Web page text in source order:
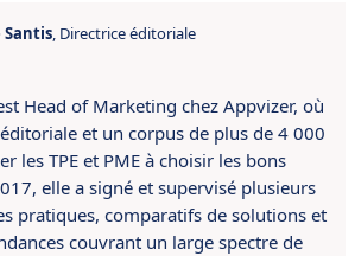
Santis, Directrice éditoriale
Head of Marketing chez Appvizer, où
et un corpus de plus de 4 000
les TPE et PME à choisir les bons
elle a signé et supervisé plusieurs
pratiques, comparatifs de solutions et
couvrant un large spectre de